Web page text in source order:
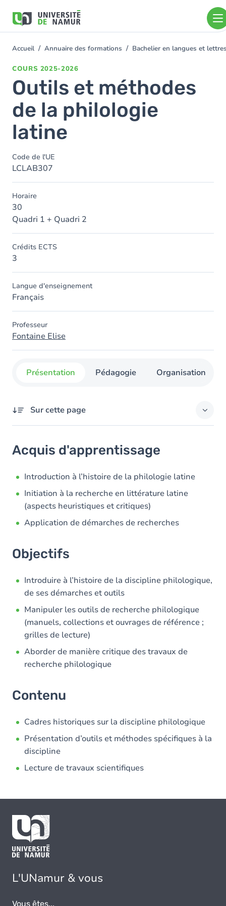
contenu
You
Accueil Annuaire des formations Bachelier en langues et
COURS 2025-2026
Outils et méthodes
de la philologie
latine
Code de l'UE
LCLAB307
Horaire
30
Quadri 1 + Quadri 2
Crédits ECTS
3
Langue d'enseignement
Français
Professeur
Fontaine Elise
Présentation Pédagogie Organisation
Sur cette page
Objectifs
Contenu
Acquis d'apprentissage
Introduction à l’histoire de la philologie latine
Initiation à la recherche en littérature latine
(aspects heuristiques et critiques)
Application de démarches de recherches
Objectifs
Introduire à l’histoire de la discipline philologique,
de ses démarches et outils
Manipuler les outils de recherche philologique
(manuels, collections et ouvrages de référence ;
grilles de lecture)
Aborder de manière critique des travaux de
recherche philologique
Contenu
Cadres historiques sur la discipline philologique
Présentation d’outils et méthodes spécifiques à la
discipline
Lecture de travaux scientifiques
L'UNamur & vous
Vous êtes...